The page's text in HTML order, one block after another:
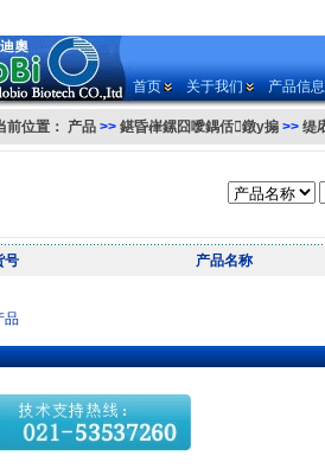
首页 关于我们 产品信息
前位置： 产品 >> 鍖昏嵂鏍囧噯鍝佸鐓у搧 >> 缇
号 产品名称
品